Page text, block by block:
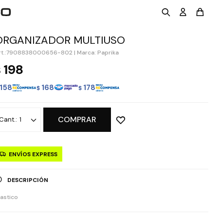
MULTIUSO
7908838000656-802 | Marca: Paprika
198
158 $ 168 $ 178
1 COMPRAR
ENVÍOS EXPRESS
DESCRIPCIÓN